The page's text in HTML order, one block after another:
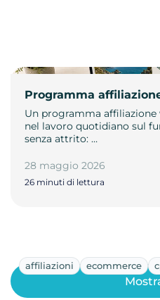
Programma
Un programma
nel lavoro quotidiano sul
senza attrito: …
28 maggio 2026
26 minuti di lettura
affiliazioni ecommerce